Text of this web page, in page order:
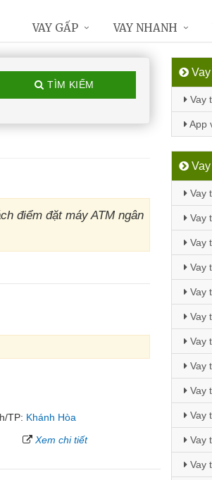
TÌM KIẾM
điểm đặt máy ATM ngân
TP: Khánh Hòa
Xem chi tiết
Vay
Vay
App
Vay
Vay
Vay
Vay
Vay
Vay
Vay
Vay
Vay
Vay
Vay
Vay
Vay
VAY GẤP VAY NHANH